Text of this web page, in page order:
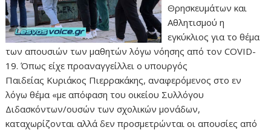
Θρησκευμάτων και
Αθλητισμού η
εγκύκλιος για το θέμα
των απουσιών των μαθητών λόγω νόησης από τον COVID-
19. Όπως είχε προαναγγείλλει ο υπουργός
Παιδείας Κυριάκος Πιερρακάκης, αναφερόμενος στο εν
λόγω θέμα «με απόφαση του οικείου Συλλόγου
Διδασκόντων/ουσών των σχολικών μονάδων,
καταχωρίζονται αλλά δεν προσμετρώνται οι απουσίες από